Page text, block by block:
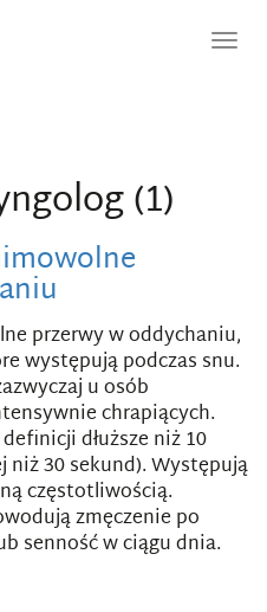
(1)
przerwy w oddychaniu,
występują podczas snu.
u osób
chrapiących.
dłuższe niż 10
niż 30 sekund). Występują
częstotliwością.
zmęczenie po
senność w ciągu dnia.